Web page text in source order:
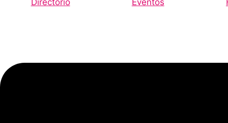
Directorio
Eventos